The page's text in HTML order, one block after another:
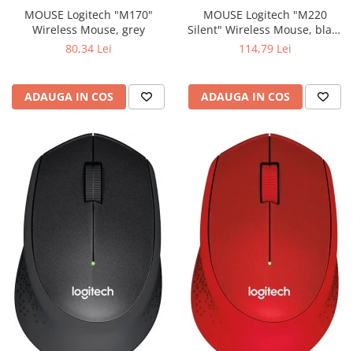
MOUSE Logitech "M170"
Wireless Mouse, grey
80,34 Lei
ADAUGA IN COS
MOUSE Logitech "M220
Silent" Wireless Mouse, black
"910-004878" (include timbru114,79 Lei
ADAUGA IN COS